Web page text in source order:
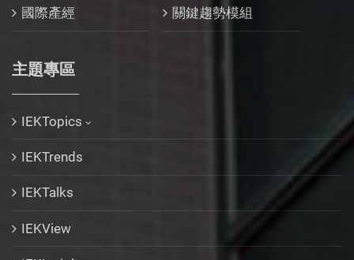
國際產經 關鍵趨勢模組
主題專區
IEKTopics
IEKTrends
IEKTalks
IEKView